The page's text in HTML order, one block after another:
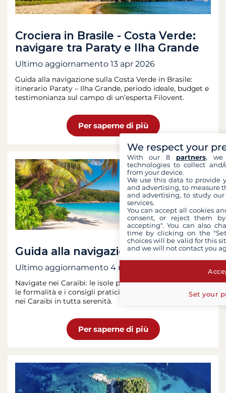
Crociera in Brasile - Costa Verde:
navigare tra Paraty e Ilha Grande
Ultimo aggiornamento 13 apr 2026
Guida alla navigazione sulla Costa Verde in Brasile:
itinerario Paraty – Ilha Grande, periodo ideale, budget e
testimonianza sul campo di un’esperta Filovent.
Per saperne di più
Guida alla navigazione nei Caraibi
Ultimo aggiornamento 4 mar 2026
Navigate nei Caraibi: le isole più belle, il clima, il budget,
le formalità e i consigli pratici per una crociera perfetta
nei Caraibi in tutta serenità.
Per saperne di più
We respect your
With our 8 partners, we
technologies to collect
from your device.
We use this data to provide
and advertising, to measure
and advertising, to study
services.
You can accept all cookies
consent, or reject them
accepting". You can also
time by clicking on the
choices will be valid for this
and we will not contact you
Set your